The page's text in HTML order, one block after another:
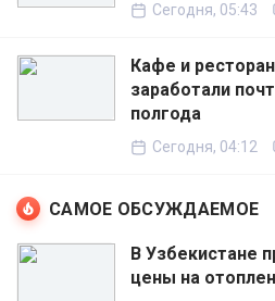
Сегодня, 05:43
Кафе и
заработали
полгода
Сегодня, 04:12
САМОЕ ОБСУЖДАЕМОЕ
В Узбекистане
цены на